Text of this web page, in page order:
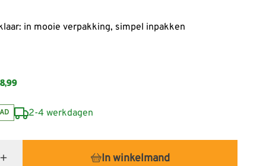
in mooie verpakking, simpel inpakken
8,99
2-4 werkdagen
In winkelmand